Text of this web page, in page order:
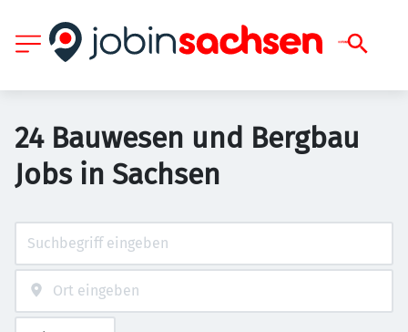
24 Bauwesen und Bergbau
Jobs in Sachsen